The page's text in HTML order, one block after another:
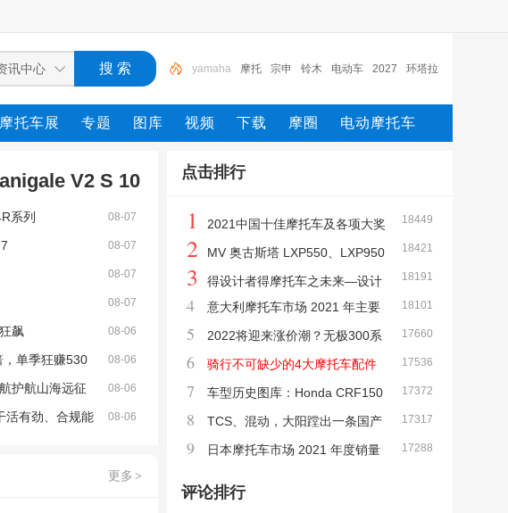
摩托 宗申 铃木 电动车 2027 环塔拉力赛 MX
GP Moto2 摩托车 yamaha
摩托车展 专题 图库 视频 下载 摩圈 电动摩托车
V2 S 10
08-07
系列
08-07
08-07
08-07
08-06
飙
08-06
，单季狂赚530
08-06
护航山海远征
08-06
活有劲、合规能
更多 >
点击排行
18449
1
2021中国十佳摩托车及各项大奖
在重庆正式发布
18421
2
MV 奥古斯塔 LXP550、LXP950
探险车
18191
3
得设计者得摩托车之未来—设计
师才是未来国产摩托车的灵魂
18101
4
意大利摩托车市场 2021 年主要
车型销量总览
17660
5
2022将迎来涨价潮？无极300系
列 台荣TR400价格上调
17536
6 骑行不可缺少的4大摩托车配件
17372
7
车型历史图库：Honda CRF150
R，单缸车体验生涯的必选之一
17317
8
TCS、混动，大阳蹚出一条国产
踏板之路
17288
9
日本摩托车市场 2021 年度销量
评论排行